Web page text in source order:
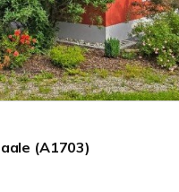
(A1703)